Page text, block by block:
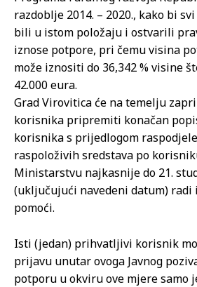
razdoblje 2014. – 2020., kako bi
bili u istom položaju i ostvarili
iznose potpore, pri čemu visina
može iznositi do 36,342 % visine
42.000 eura.
Grad Virovitica će na temelju
korisnika pripremiti konačan
korisnika s prijedlogom
raspoloživih sredstava po
Ministarstvu najkasnije do 21.
(uključujući navedeni datum) radi
pomoći.
Isti (jedan) prihvatljivi korisnik
prijavu unutar ovoga Javnog
potporu u okviru ove mjere samo